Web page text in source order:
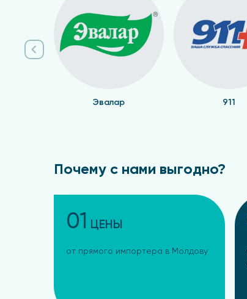
Эвалар 911
Почему с нами выгодно?
01 ЦЕНЫ
от прямого импортера в Молдову